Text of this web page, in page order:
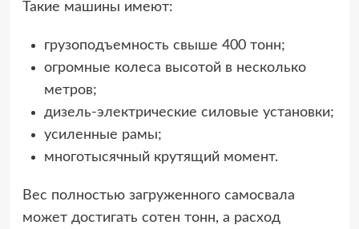
Такие машины имеют:
грузоподъемность свыше 400 тонн;
огромные колеса высотой в несколько
метров;
дизель-электрические силовые установки;
усиленные рамы;
многотысячный крутящий момент.
Вес полностью загруженного самосвала
может достигать сотен тонн, а расход